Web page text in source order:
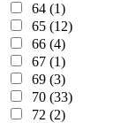
64 (1)
65 (12)
66 (4)
67 (1)
69 (3)
70 (33)
72 (2)